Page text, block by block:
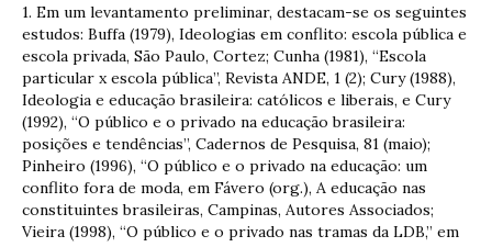
1. Em um levantamento preliminar, destacam-se os seguintes
estudos: Buffa (1979), Ideologias em conflito: escola pública e
escola privada, São Paulo, Cortez; Cunha (1981), “Escola
particular x escola pública”, Revista ANDE, 1 (2); Cury (1988),
Ideologia e educação brasileira: católicos e liberais, e Cury
(1992), “O público e o privado na educação brasileira:
posições e tendências”, Cadernos de Pesquisa, 81 (maio);
Pinheiro (1996), “O público e o privado na educação: um
conflito fora de moda, em Fávero (org.), A educação nas
constituintes brasileiras, Campinas, Autores Associados;
Vieira (1998), “O público e o privado nas tramas da LDB,” em